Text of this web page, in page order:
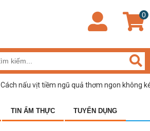
0
Cách nấu vịt tiềm ngũ quả thơm ngon không
TIN ẨM THỰC TUYỂN DỤNG